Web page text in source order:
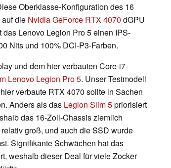
Oberklasse-Konfiguration des 16
die Nvidia GeForce RTX 4070 dGPU
Lenovo Legion Pro 5 einen IPS-
Nits und 100% DCI-P3-Farben.
und dem hier verbauten Core-i7-
Lenovo Legion Pro 5. Unser Testmodell
verbaute RTX 4070 sollte in Sachen
Anders als das Legion Slim 5priorisiert
das 16-Zoll-Chassis ziemlich
groß, und auch die SSD wurde
Signifikante Schwächen hat das
weshalb dieser Deal für viele Zocker